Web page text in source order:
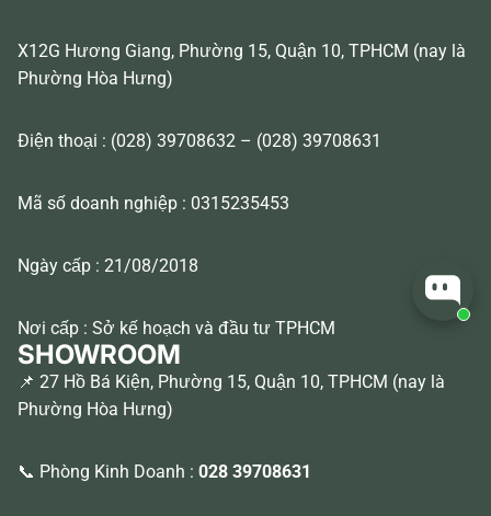
X12G Hương Giang, Phường 15, Quận 10, TPHCM (nay là
Phường Hòa Hưng)
Điện thoại : (028) 39708632 – (028) 39708631
Mã số doanh nghiệp : 0315235453
Ngày cấp : 21/08/2018
Nơi cấp : Sở kế hoạch và đầu tư TPHCM
SHOWROOM
📌 27 Hồ Bá Kiện, Phường 15, Quận 10, TPHCM (nay là
Phường Hòa Hưng)
📞 Phòng Kinh Doanh : 028 39708631